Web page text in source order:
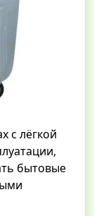
с лёгкой
бытовые